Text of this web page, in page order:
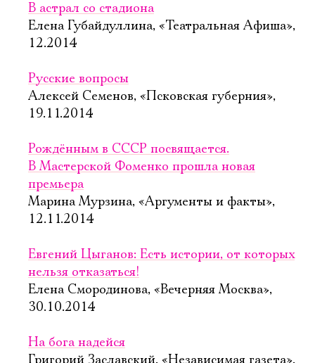
В астрал со стадиона
Елена Губайдуллина, «Театральная Афиша»,
12.2014
Русские вопросы
Алексей Семенов, «Псковская губерния»,
19.11.2014
Рождённым в СССР посвящается.
В Мастерской Фоменко прошла новая
премьера
Марина Мурзина, «Аргументы и факты»,
12.11.2014
Евгений Цыганов: Есть истории, от которых
нельзя отказаться!
Елена Смородинова, «Вечерняя Москва»,
30.10.2014
На бога надейся